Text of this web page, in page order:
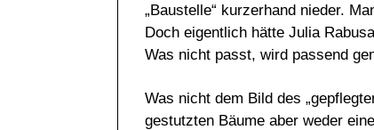
„Baustelle“ kurzerhand nieder.
Doch eigentlich hätte Julia
Was nicht passt, wird passend
Was nicht dem Bild des
gestutzten Bäume aber weder